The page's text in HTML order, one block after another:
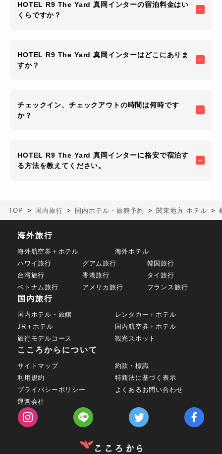
HOTEL R9 The Yard 真岡インターの宿泊料金はい
くらですか？
HOTEL R9 The Yard 真岡インターはどこにありま
すか？
チェックイン、チェックアウトの時間は何時です
か？
HOTEL R9 The Yard 真岡インターに格安で宿泊す
る方法を教えてください。
TOP 国内旅行 国内ホテル・旅館予約 関東地方 ホテル
海外旅行
海外航空券＋ホテル
海外ホテル
ハワイ旅行
グアム旅行
韓国旅行
台湾旅行
香港旅行
タイ旅行
ベトナム旅行
アメリカ旅行 フランス旅行
国内旅行
国内ホテル・旅館
レンタカー＋ホテル
JR＋ホテル
国内航空券＋ホテル
旅行モデルコース
観光スポット
こころからについて
サイトマップ
約款・標識
利用規約
特商法に基づく表示
プライバシーポリシー
よくあるお問い合わせ
運営会社